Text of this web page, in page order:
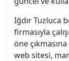
Iğdır Tuzluca
firmasıyla
öne
web sitesi,